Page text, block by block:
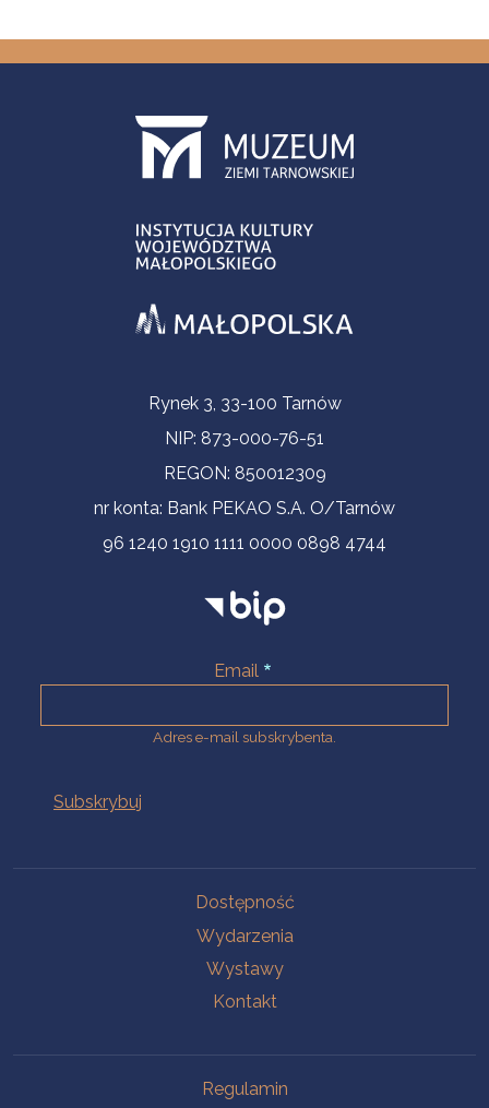
Informacje kontaktoweRynek 3, 33-100 Tarnów
NIP: 873-000-76-51
REGON: 850012309
nr konta: Bank PEKAO S.A. O/Tarnów
96 1240 1910 1111 0000 0898 4744
Email
Adres e-mail subskrybenta.
Dostępność
Wydarzenia
Wystawy
Kontakt
Regulamin